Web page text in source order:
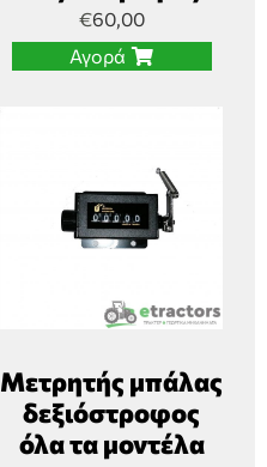
€60,00
Αγορά
Μετρητής μπάλας
δεξιόστροφος
όλα τα μοντέλα